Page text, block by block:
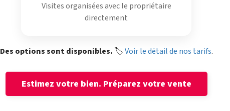
Visites organisées avec le propriétaire
directement
Des options sont disponibles. 🏷️Voir le détail de nos tarifs.
Estimez votre bien. Préparez votre vente